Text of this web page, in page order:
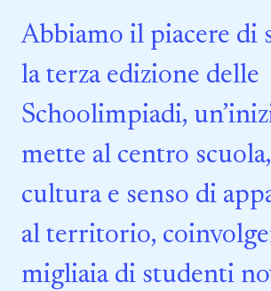
Abbiamo il piacere di
la terza edizione delle
Schoolimpiadi,
mette al centro
cultura e senso di
al territorio,
migliaia di studenti